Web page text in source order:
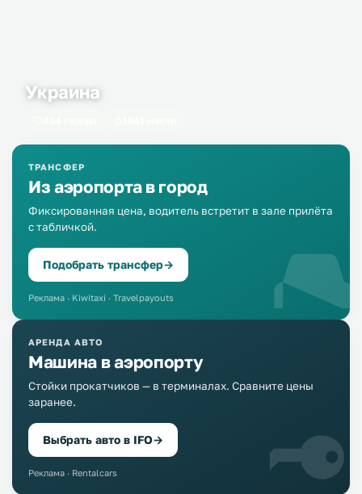
Украина
ТРАНСФЕР
Из аэропорта в город
Фиксированная цена, водитель встретит в зале прилёта
с табличкой.
Подобрать трансфер→
Реклама · Kiwitaxi · Travelpayouts
АРЕНДА АВТО
Машина в аэропорту
Стойки прокатчиков — в терминалах. Сравните цены
заранее.
Выбрать авто в IFO→
Реклама · Rentalcars